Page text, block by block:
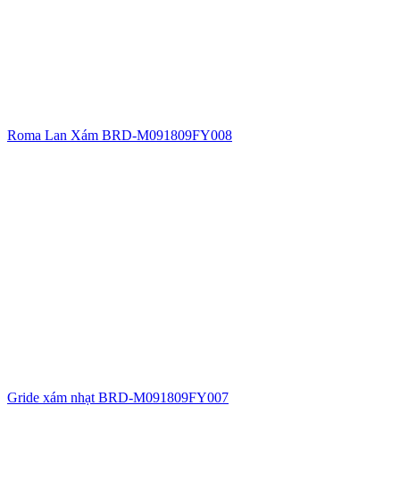
Roma Lan Xám BRD-M091809FY008
Gride xám nhạt BRD-M091809FY007